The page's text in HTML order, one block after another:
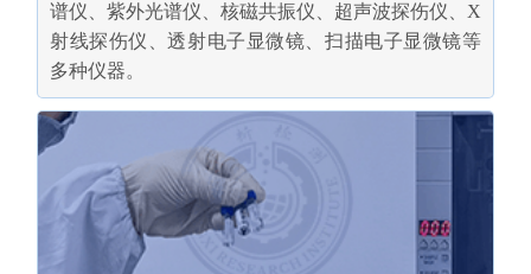
谱仪、紫外光谱仪、核磁共振仪、超声波探伤仪、X
射线探伤仪、透射电子显微镜、扫描电子显微镜等
多种仪器。